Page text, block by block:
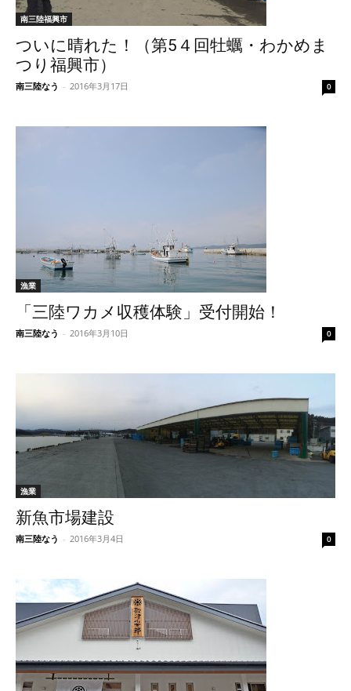
南三陸福興市
ついに晴れた！（第5４回牡蠣・わかめま
つり福興市）
南三陸なう - 2016年3月17日 0
漁業
「三陸ワカメ収穫体験」受付開始！
南三陸なう - 2016年3月10日 0
漁業
新魚市場建設
南三陸なう - 2016年3月4日 0